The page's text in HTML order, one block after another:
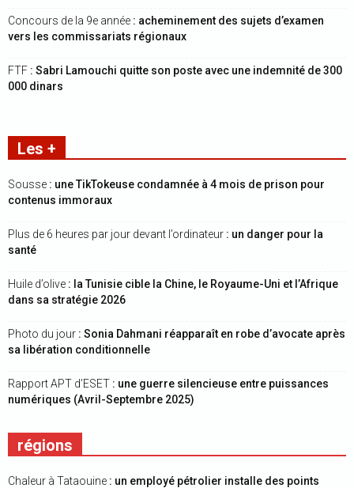
Concours de la 9e année : acheminement des sujets d’examen
vers les commissariats régionaux
FTF : Sabri Lamouchi quitte son poste avec une indemnité de 300
000 dinars
Les +
Sousse : une TikTokeuse condamnée à 4 mois de prison pour
contenus immoraux
Plus de 6 heures par jour devant l’ordinateur : un danger pour la
santé
Huile d’olive : la Tunisie cible la Chine, le Royaume-Uni et l’Afrique
dans sa stratégie 2026
Photo du jour : Sonia Dahmani réapparaît en robe d’avocate après
sa libération conditionnelle
Rapport APT d’ESET : une guerre silencieuse entre puissances
numériques (Avril-Septembre 2025)
régions
Chaleur à Tataouine : un employé pétrolier installe des points